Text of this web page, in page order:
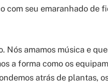
com seu emaranhado de
Nós amamos música e
a forma como os
atrás de plantas,